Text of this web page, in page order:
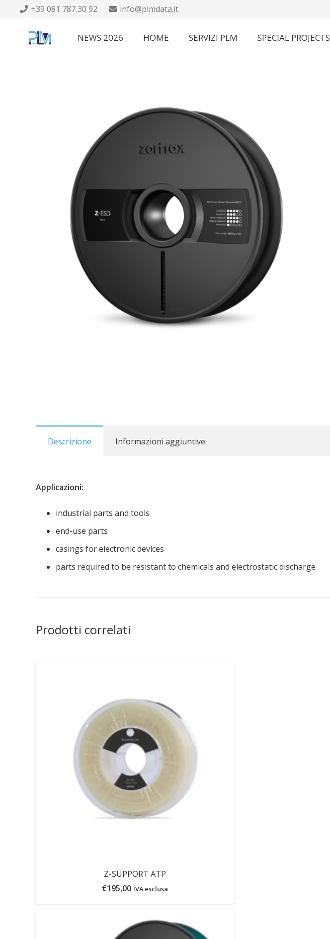
+39 081 787 30 92 info@plmdata.it
NEWS 2026 HOME SERVIZI PLM SPECIAL PROJECTS
Descrizione Informazioni aggiuntive
Applicazioni:
industrial parts and tools
end-use parts
casings for electronic devices
parts required to be resistant to chemicals and electrostatic discharge
Prodotti correlati
Z-SUPPORT ATP
€195,00 IVA esclusa